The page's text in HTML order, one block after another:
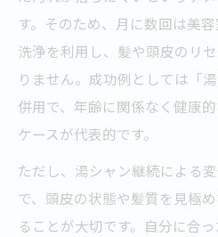
す。そのため、月に数回は美
洗浄を利用し、髪や頭皮のリ
りません。成功例としては「
併用で、年齢に関係なく健康
ケースが代表的です。
ただし、湯シャン継続による
で、頭皮の状態や髪質を見極
ることが大切です。自分に合